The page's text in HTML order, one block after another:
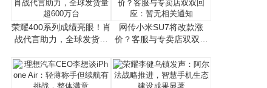
荣耀400系列成绩亮眼！肖
战代言助力，全球发货量
网传小米SU7将改款涨
价？客服与专卖店双双回